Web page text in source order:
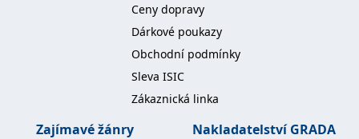
Ceny dopravy
Dárkové poukazy
Obchodní podmínky
Sleva ISIC
Zákaznická linka
Zajímavé žánry Nakladatelství GRADA